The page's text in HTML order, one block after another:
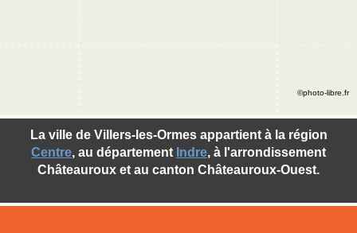
La ville de Villers-les-Ormes appartient à la région
Centre, au département Indre, à l'arrondissement
Châteauroux et au canton Châteauroux-Ouest.
©photo-libre.fr